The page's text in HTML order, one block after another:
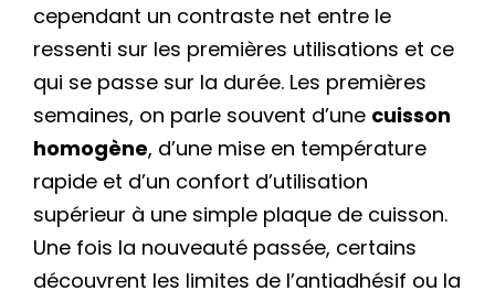
cependant un contraste net entre le
ressenti sur les premières utilisations et ce
qui se passe sur la durée. Les premières
semaines, on parle souvent d’une cuisson
homogène, d’une mise en température
rapide et d’un confort d’utilisation
supérieur à une simple plaque de cuisson.
Une fois la nouveauté passée, certains
découvrent les limites de l’antiadhésif ou la